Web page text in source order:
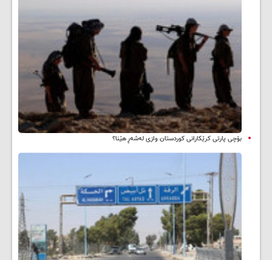
بۆچی پارتی کرێکارانی کوردستان وازی لەشەڕ هێنا؟